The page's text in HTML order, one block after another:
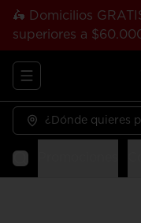
🛵 Domicilios
superiores a
Abrir menu de
¿Dónde quieres